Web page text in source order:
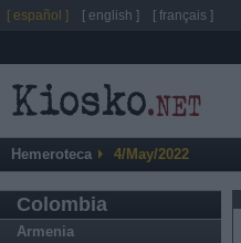
Hemeroteca 4/May/2022
Colombia
Armenia
[ español ] [ english ] [ français ]